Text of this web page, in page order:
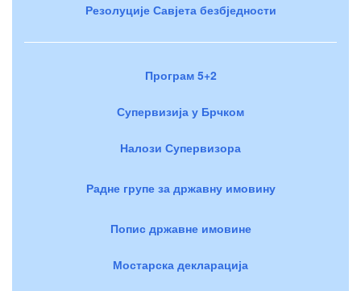
Резолуције Савјета безбједности
Програм 5+2
Супервизија у Брчком
Налози Супервизора
Радне групе за државну имовину
Попис државне имовине
Мостарска декларација